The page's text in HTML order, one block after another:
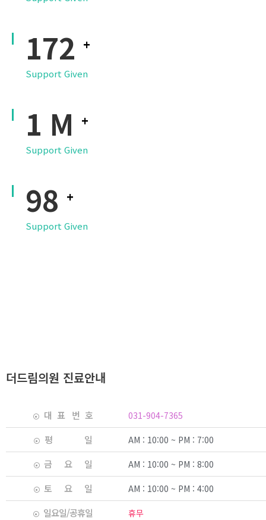
216 +
Support Given
1 M +
Support Given
123
Support Given
더드림의원 진료안내
대 표 번 호
평 일
금 요 일
토 요 일
일요일/공휴일
031-904-7365
AM : 10:00 ~ PM : 7:00
AM : 10:00 ~ PM : 8:00
AM : 10:00 ~ PM : 4:00
휴무